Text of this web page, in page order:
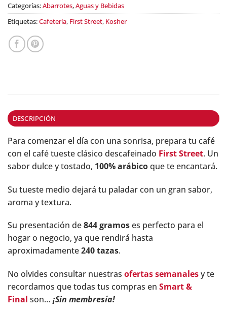
Categorías:Abarrotes,Aguas y Bebidas
Etiquetas:Cafetería, First Street, Kosher
DESCRIPCIÓN
Para comenzar el día con una sonrisa, prepara tu café
con el café tueste clásico descafeinado First Street. Un
sabor dulce y tostado, 100% arábicoque te encantará.
Su tueste medio dejará tu paladar con un gran sabor,
aroma y textura.
Su presentación de844 gramoses perfecto para el
hogar o negocio, ya que rendirá hasta
aproximadamente240 tazas.
No olvides consultar nuestras ofertas semanalesy te
recordamos que todas tus compras en Smart &
Final son… ¡Sin membresía!